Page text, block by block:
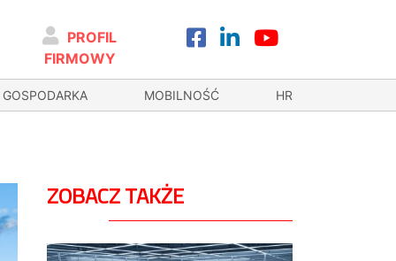
PROFIL
FIRMOWY
GOSPODARKA MOBILNOŚĆ HR
ZOBACZ TAKŻE